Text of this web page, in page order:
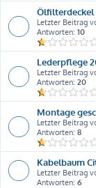
Ölfilterdeckel
Letzter Beitrag
Antworten: 10
Lederpflege
Letzter Beitrag
Antworten: 20
Montage
Letzter Beitrag
Antworten: 8
Kabelbaum
Letzter Beitrag
Antworten: 6